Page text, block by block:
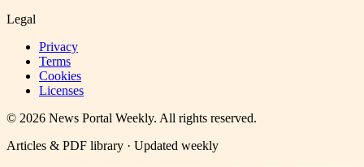
Legal
Privacy
Terms
Cookies
Licenses
© 2026 News Portal Weekly. All rights reserved.
Articles & PDF library · Updated weekly